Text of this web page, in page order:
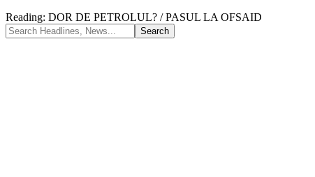
Reading: DOR DE PETROLUL? / PASUL LA OFSAID